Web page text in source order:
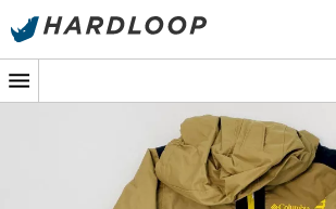
Sommarerbjudanden 🔥 -5 % EXTRA vid